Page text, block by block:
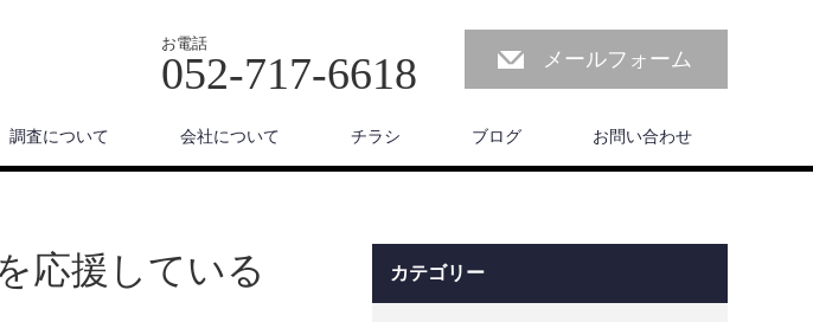
お電話
052-717-6618 メールフォーム
調査について 会社について チラシ ブログ お問い合わせ
応援している
カテゴリー